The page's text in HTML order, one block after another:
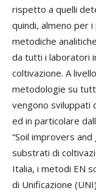
rispetto a quelli
quindi, almeno per
metodiche
da tutti i laboratori
coltivazione. A
metodologie su
vengono sviluppati
ed in particolare
“Soil improvers
substrati di
Italia, i metodi EN
di Unificazione